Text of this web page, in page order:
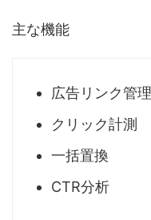
主な機能
広告リンク管理
クリック計測
一括置換
CTR分析